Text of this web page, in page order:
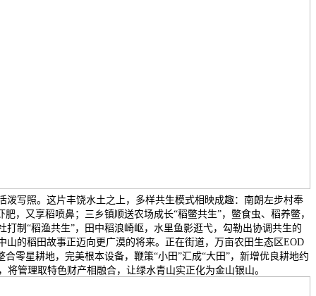
泼写照。这片丰饶水土之上，多样共生模式相映成趣：南朗左步村奉
，又享稻喷鼻；三乡镇顺送农场成长“稻鳖共生”，鳖食虫、稻养鳖，
打制“稻渔共生”，田中稻浪崎岖，水里鱼影逛弋，勾勒出协调共生的
山的稻田故事正迈向更广漠的将来。正在街道，万亩农田生态区EOD
合零星耕地，完美根本设备，鞭策“小田”汇成“大田”，新增优良耕地约
将管理取特色财产相融合，让绿水青山实正化为金山银山。